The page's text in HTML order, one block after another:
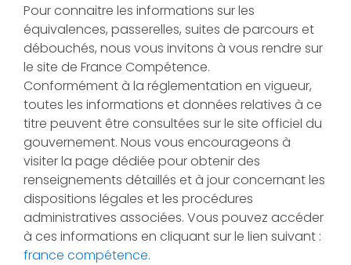
Pour connaitre les informations sur les
équivalences, passerelles, suites de parcours et
débouchés, nous vous invitons à vous rendre sur
le site de France Compétence.
Conformément à la réglementation en vigueur,
toutes les informations et données relatives à ce
titre peuvent être consultées sur le site officiel du
gouvernement. Nous vous encourageons à
visiter la page dédiée pour obtenir des
renseignements détaillés et à jour concernant les
dispositions légales et les procédures
administratives associées. Vous pouvez accéder
à ces informations en cliquant sur le lien suivant :
france compétence.